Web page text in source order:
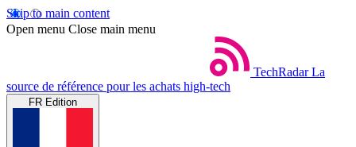
Skip to main content
Open menu Close main menu
TechRadar La
source de référence pour les achats high-tech
FR Edition